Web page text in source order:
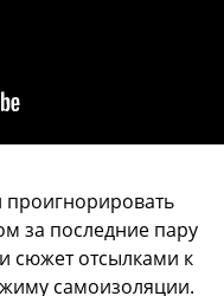
за последние пару
сюжет отсылками к
самоизоляции.